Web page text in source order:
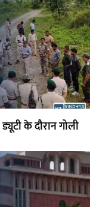
के दौरान गोली